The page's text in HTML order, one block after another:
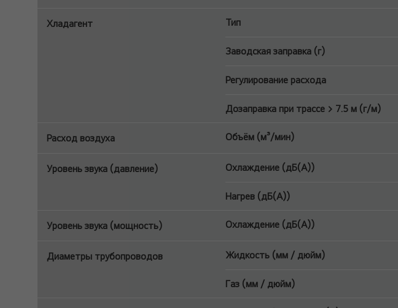
Хладагент Тип
Заводская заправка (г)
Регулирование расхода
Дозаправка при трассе > 7.5 м (г/м)
Расход воздуха Объём (м³/мин)
Уровень звука (давление) Охлаждение (дБ(A))
Нагрев (дБ(A))
Уровень звука (мощность) Охлаждение (дБ(A))
Диаметры трубопроводов Жидкость (мм / дюйм)
Газ (мм / дюйм)